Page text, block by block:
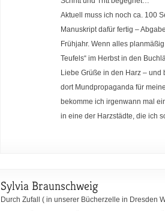
Aktuell muss ich noch ca. 100
Manuskript dafür fertig –
Frühjahr. Wenn alles
Teufels“ im Herbst in den
Liebe Grüße in den Harz – und
dort Mundpropaganda für
bekomme ich irgenwann mal
in eine der Harzstädte, die ich
Sylvia Braunschweig
Durch Zufall ( in unserer Bücherzelle in Dresden